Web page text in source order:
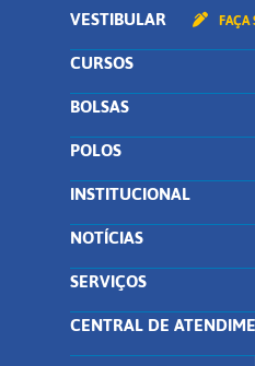
VESTIBULAR
CURSOS
BOLSAS
POLOS
INSTITUCIONAL
NOTÍCIAS
SERVIÇOS
CENTRAL DE